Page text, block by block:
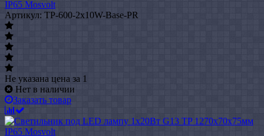
IP65 Mosvolt
Артикул: TP-600-2x10W-Base-PR
Не указана цена за 1
Нет в наличии
Заказать товар